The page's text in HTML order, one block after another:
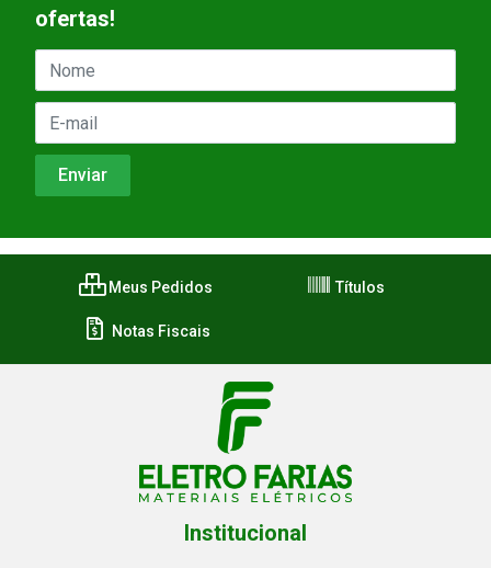
ofertas!
Meus Pedidos Títulos
Notas Fiscais
Institucional